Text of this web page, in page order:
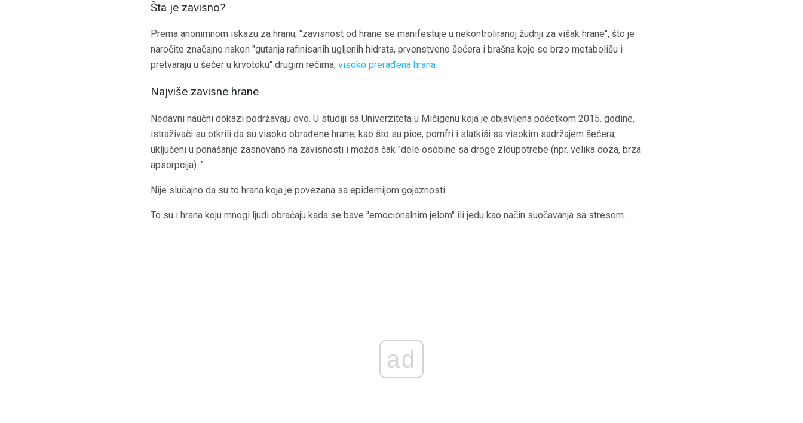
Šta je zavisno?
Prema anonimnom iskazu za hranu, "zavisnost od hrane se manifestuje u nekontroliranoj žudnji za višak hrane", što je
naročito značajno nakon "gutanja rafinisanih ugljenih hidrata, prvenstveno šećera i brašna koje se brzo metabolišu i
pretvaraju u šećer u krvotoku" drugim rečima, visoko prerađena hrana .
Najviše zavisne hrane
Nedavni naučni dokazi podržavaju ovo. U studiji sa Univerziteta u Mičigenu koja je objavljena početkom 2015. godine,
istraživači su otkrili da su visoko obrađene hrane, kao što su pice, pomfri i slatkiši sa visokim sadržajem šećera,
uključeni u ponašanje zasnovano na zavisnosti i možda čak "dele osobine sa droge zloupotrebe (npr. velika doza, brza
apsorpcija). "
Nije slučajno da su to hrana koja je povezana sa epidemijom gojaznosti.
To su i hrana koju mnogi ljudi obraćaju kada se bave "emocionalnim jelom" ili jedu kao način suočavanja sa stresom.
ad